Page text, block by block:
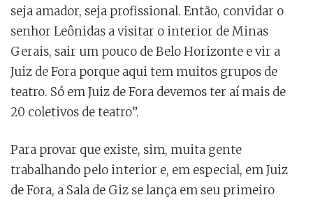
seja amador, seja profissional. Então, convidar o
senhor Leônidas a visitar o interior de Minas
Gerais, sair um pouco de Belo Horizonte e vir a
Juiz de Fora porque aqui tem muitos grupos de
teatro. Só em Juiz de Fora devemos ter aí mais de
20 coletivos de teatro”.
Para provar que existe, sim, muita gente
trabalhando pelo interior e, em especial, em Juiz
de Fora, a Sala de Giz se lança em seu primeiro